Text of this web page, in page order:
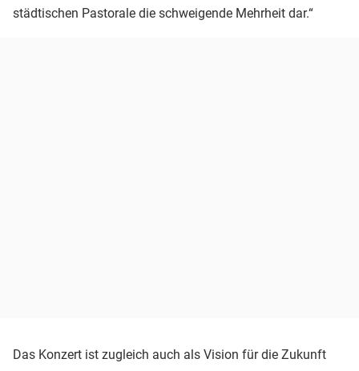
städtischen Pastorale die schweigende Mehrheit dar.“
Das Konzert ist zugleich auch als Vision für die Zukunft